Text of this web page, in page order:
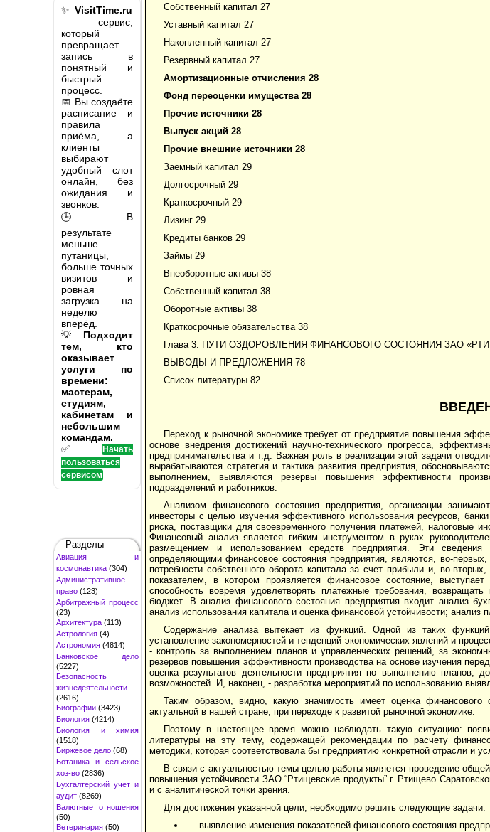
✨ VisitTime.ru
— сервис,
который
превращает
запись в
понятный и
быстрый
процесс.
📅 Вы создаёте
расписание и
правила
приёма, а
клиенты
выбирают
удобный слот
онлайн, без
ожидания и
звонков.
🕒 В
результате
меньше
путаницы,
больше точных
визитов и
ровная
загрузка на
неделю
вперёд.
💡 Подходит
тем, кто
оказывает
услуги по
времени:
мастерам,
студиям,
кабинетам и
небольшим
командам.
✅
Начать
пользоваться
сервисом
Разделы
Авиация и
космонавтика (304)
Административное
право (123)
Арбитражный процесс
(23)
Архитектура (113)
Астрология (4)
Астрономия (4814)
Банковское дело
(5227)
Безопасность
жизнедеятельности
(2616)
Биографии (3423)
Биология (4214)
Биология и химия
(1518)
Биржевое дело (68)
Ботаника и сельское
хоз-во (2836)
Бухгалтерский учет и
аудит (8269)
Валютные отношения
(50)
Ветеринария (50)
Собственный капитал 27
Уставный капитал 27
Накопленный капитал 27
Резервный капитал 27
Амортизационные отчисления 28
Фонд переоценки имущества 28
Прочие источники 28
Выпуск акций 28
Прочие внешние источники 28
Заемный капитал 29
Долгосрочный 29
Краткосрочный 29
Лизинг 29
Кредиты банков 29
Займы 29
Внеоборотные активы 38
Собственный капитал 38
Оборотные активы 38
Краткосрочные обязательства 38
Глава 3. ПУТИ ОЗДОРОВЛЕНИЯ ФИНАНСОВОГО СОСТОЯНИЯ ЗАО
ВЫВОДЫ И ПРЕДЛОЖЕНИЯ 78
Список литературы 82
Переход к рыночной экономике требует от предприятия повышения
основе внедрения достижений научно-технического прогресса,
предпринимательства и т.д. Важная роль в реализации этой задачи
вырабатываются стратегия и тактика развития предприятия,
выполнением, выявляются резервы повышения эффективности
подразделений и работников.
Анализом финансового состояния предприятия, организации
инвесторы с целью изучения эффективного использования ресурсов,
риска, поставщики для своевременного получения платежей, налоговые
Финансовый анализ является гибким инструментом в руках
размещением и использованием средств предприятия. Эти
определяющими финансовое состояния предприятия, являются, во-
потребности собственного оборота капитала за счет прибыли и, во-
показателем, в котором проявляется финансовое состояние,
способность вовремя удовлетворять платежные требования,
бюджет. В анализ финансового состояния предприятия входит анализ
анализ использования капитала и оценка финансовой устойчивости; анализ
Содержание анализа вытекает из функций. Одной из таких функций
установление закономерностей и тенденций экономических явлений и
- контроль за выполнением планов и управленческих решений, за
резервов повышения эффективности производства на основе изучения
оценка результатов деятельности предприятия по выполнению планов,
возможностей. И, наконец, - разработка мероприятий по использованию
Таким образом, видно, какую значимость имеет оценка
актуальной в нашей стране, при переходе к развитой рыночной экономике.
Поэтому в настоящее время можно наблюдать такую ситуацию:
литературы на эту тему, содержащей реко­мендации по расчету
методики, которая соответствовала бы предприятию конкретной отрасли и
В связи с актуальностью темы целью работы является проведение
повышения устойчивости ЗАО “Ртищевские продукты” г. Ртищево
и с аналитической точки зрения.
Для достижения указанной цели, необходимо решить следующие задачи:
выявление изменения показателей финансового состояния